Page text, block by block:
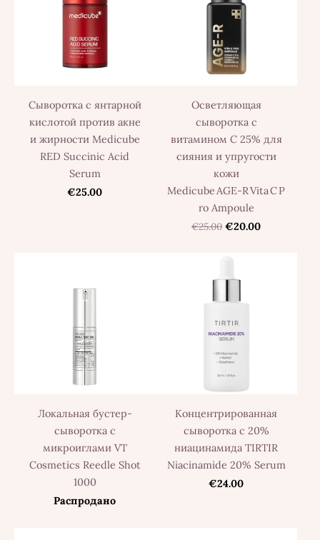
Сыворотка с янтарной
кислотой против акне
и жирности Medicube
RED Succinic Acid
Serum
€25.00
Осветляющая
сыворотка с
витамином C 25% для
сияния и упругости
кожи
Medicube AGE‑R Vita C P
ro Ampoule
€25.00 €20.00
Локальная бустер-
сыворотка с
микроиглами VT
Cosmetics Reedle Shot
1000
Распродано
Концентрированная
сыворотка с 20%
ниацинамида TIRTIR
Niacinamide 20% Serum
€24.00